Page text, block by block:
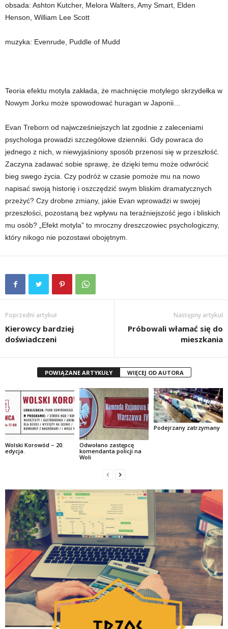
obsada: Ashton Kutcher, Melora Walters, Amy Smart, Elden
Henson, William Lee Scott
muzyka: Evenrude, Puddle of Mudd
Teoria efektu motyla zakłada, że machnięcie motylego skrzydełka w
Nowym Jorku może spowodować huragan w Japonii…
Evan Treborn od najwcześniejszych lat zgodnie z zaleceniami
psychologa prowadzi szczegółowe dzienniki. Gdy powraca do
jednego z nich, w niewyjaśniony sposób przenosi się w przeszłość.
Zaczyna zadawać sobie sprawę, że dzięki temu może odwrócić
bieg swego życia. Czy podróż w czasie pomoże mu na nowo
napisać swoją historię i oszczędzić swym bliskim dramatycznych
przeżyć? Czy drobne zmiany, jakie Evan wprowadzi w swojej
przeszłości, pozostaną bez wpływu na teraźniejszość jego i bliskich
mu osób? „Efekt motyla” to mroczny dreszczowiec psychologiczny,
który nikogo nie pozostawi obojętnym.
Poprzedni artykuł
Kierowcy bardziej
doświadczeni
Następny artykuł
Próbowali włamać się do
mieszkania
POWIĄZANE ARTYKUŁY WIĘCEJ OD AUTORA
Wolski Korowód – 20.
edycja.
Odwołano zastępcę
komendanta policji na
Woli
Podejrzany zatrzymany